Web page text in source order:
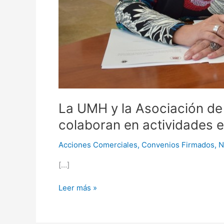
La UMH y la Asociación
colaboran en actividades
Acciones Comerciales, Convenios Firmados,
[…]
Leer más »